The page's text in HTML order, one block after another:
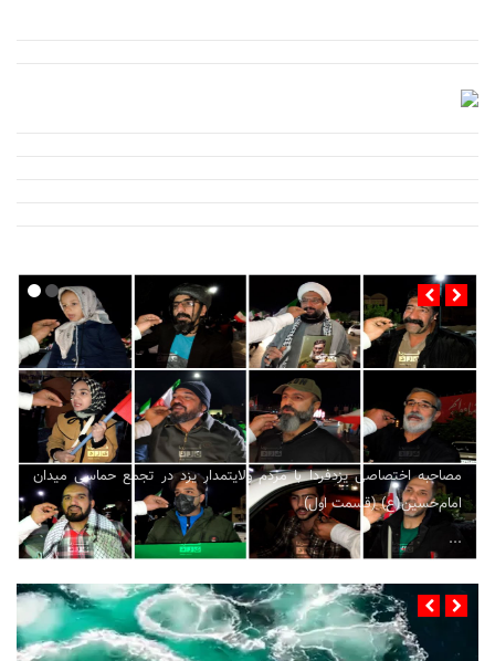
مصاحبه اختصاصی یزدفردا با مردم ولایتمدار یزد در تجمع حماسی میدان
امام‌حسین(ع) (قسمت اول)
...